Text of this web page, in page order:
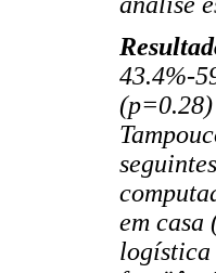
43.4%-
(p=0.28)
em
logística